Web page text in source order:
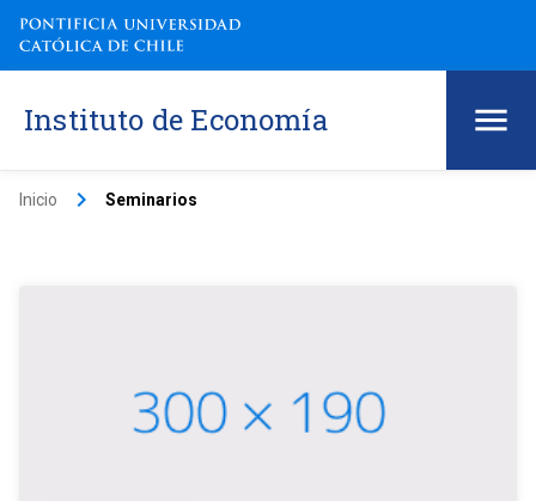
Instituto de Economía
Inicio keyboard_arrow_right Seminarios